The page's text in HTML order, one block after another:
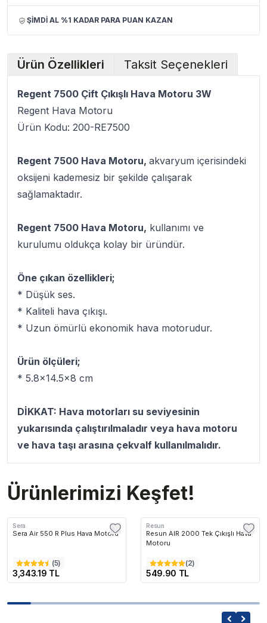
ŞİMDİ AL %1 KADAR PARA PUAN KAZAN
Ürün Özellikleri Taksit Seçenekleri
Regent 7500 Çift Çıkışlı Hava Motoru 3W
Regent Hava Motoru
Ürün Kodu: 200-RE7500
Regent 7500 Hava Motoru, akvaryum içerisindeki
oksijeni kademesiz bir şekilde çalışarak
sağlamaktadır.
Regent 7500 Hava Motoru, kullanımı ve
kurulumu oldukça kolay bir üründür.
Öne çıkan özellikleri;
* Düşük ses.
* Kaliteli hava çıkışı.
* Uzun ömürlü ekonomik hava motorudur.
Ürün ölçüleri;
* 5.8x14.5x8 cm
DİKKAT: Hava motorları su seviyesinin
yukarısında çalıştırılmaladır veya hava motoru
ve hava taşı arasına çekvalf kullanılmalıdır.
Ürünlerimizi Keşfet!
Sera
Sera Air 550 R Plus Hava Motoru
(5)
3,343.19 TL
Resun
Resun AIR 2000 Tek Çıkışlı Hava
Motoru
(2)
549.90 TL